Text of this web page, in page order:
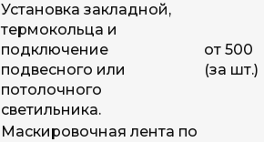
Установка закладной,
термокольца и
подключение
подвесного или
потолочного
светильника.
от 500
(за шт.)
Маскировочная лента по